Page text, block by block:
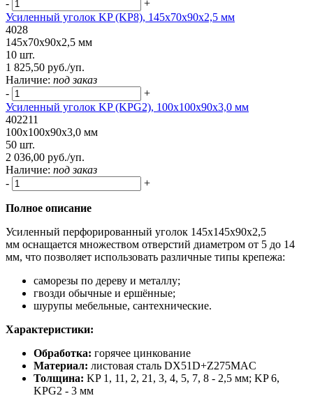
-
+
Усиленный уголок KP (KP8), 145х70х90х2,5 мм
4028
145х70х90х2,5 мм
10 шт.
1 825,50 руб./уп.
Наличие: под заказ
-
+
Усиленный уголок KP (KPG2), 100x100x90x3,0 мм
402211
100x100x90x3,0 мм
50 шт.
2 036,00 руб./уп.
Наличие: под заказ
-
+
Полное описание
Усиленный перфорированный уголок 145х145х90х2,5
мм оснащается множеством отверстий диаметром от 5 до 14
мм, что позволяет использовать различные типы крепежа:
саморезы по дереву и металлу;
гвозди обычные и ершённые;
шурупы мебельные, сантехнические.
Характеристики:
Обработка: горячее цинкование
Материал: листовая сталь DX51D+Z275MAC
Толщина: KP 1, 11, 2, 21, 3, 4, 5, 7, 8 - 2,5 мм; KP 6,
KPG2 - 3 мм